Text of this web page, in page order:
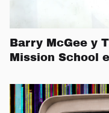
Barry McGee y
Mission School